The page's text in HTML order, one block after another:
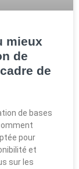
mieux
de
de
de bases
pour
et
sur les